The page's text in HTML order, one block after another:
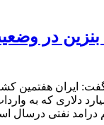
بنزین در
ایران هفتمین
است و ۶ میلیارد دلاری که
نفتی درسال